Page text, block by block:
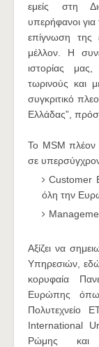
εμείς στη
υπερήφανοι
επίγνωση της
μέλλον. Η
ιστορίας
τωρινούς και
συγκριτικό
Ελλάδας”,
Το MSM πλέον
σε
Customer
όλη την
Αξίζει να
Υπηρεσιών,
κορυφαία
Ευρώπης
Πολυτεχνείο
International
Ρώμης και